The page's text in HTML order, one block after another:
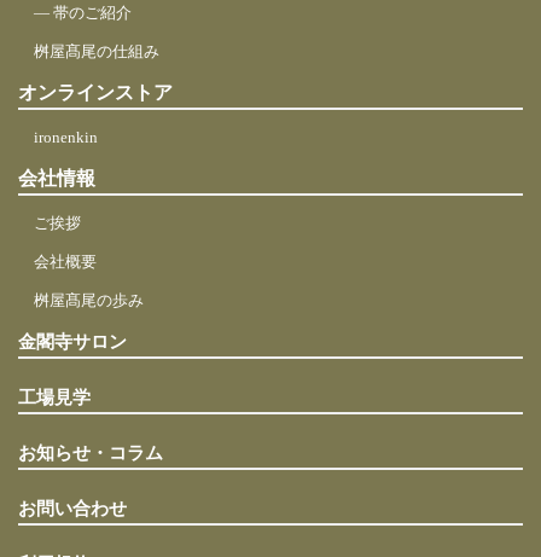
― 帯のご紹介
桝屋髙尾の仕組み
オンラインストア
ironenkin
会社情報
ご挨拶
会社概要
桝屋髙尾の歩み
金閣寺サロン
工場見学
お知らせ・コラム
お問い合わせ